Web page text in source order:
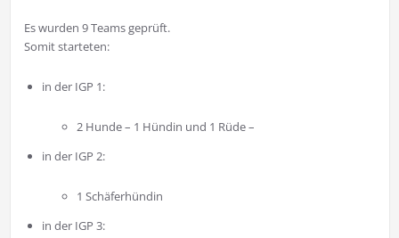
Es wurden 9 Teams geprüft.
Somit starteten:
in der IGP 1:
2 Hunde – 1 Hündin und 1 Rüde –
in der IGP 2:
1 Schäferhündin
in der IGP 3: